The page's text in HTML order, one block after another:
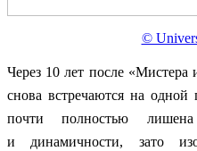
©
Через 10 лет после
снова встречаются на одной
почти полностью
и динамичности, зато